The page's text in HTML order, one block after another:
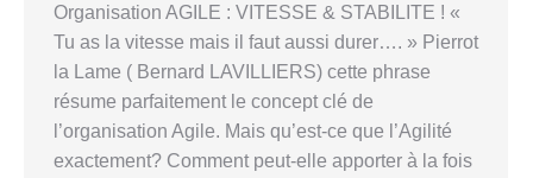
Organisation AGILE : VITESSE & STABILITE ! «
Tu as la vitesse mais il faut aussi durer…. » Pierrot
la Lame ( Bernard LAVILLIERS) cette phrase
résume parfaitement le concept clé de
l’organisation Agile. Mais qu’est-ce que l’Agilité
exactement? Comment peut-elle apporter à la fois